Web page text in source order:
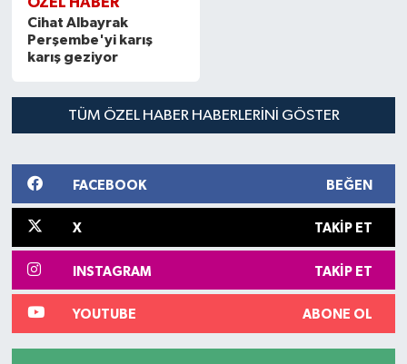
Cihat Albayrak
Perşembe'yi karış
karış geziyor
TÜM ÖZEL HABER HABERLERINI GÖSTER
FACEBOOK BEĞEN
X TAKIP ET
INSTAGRAM TAKIP ET
YOUTUBE ABONE OL
SPOR
TEKNOLOJİ
TURİZM
VİDEO HABER
YAŞAM